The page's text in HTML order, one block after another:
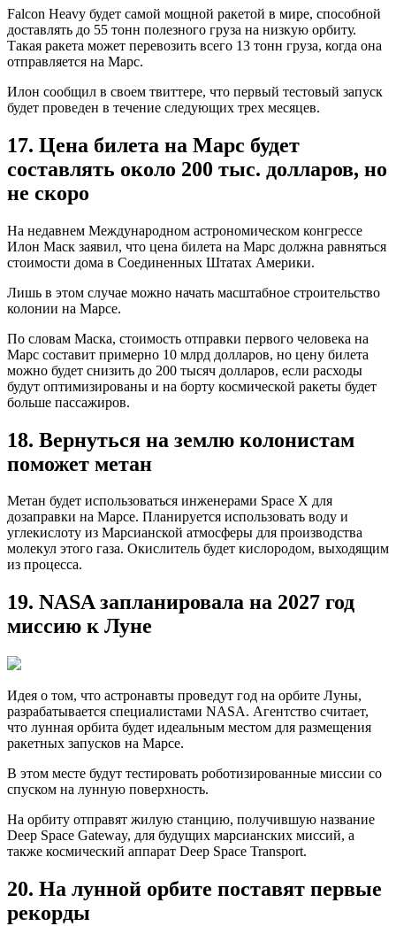
Falcon Heavy будет самой мощной ракетой в мире, способной
доставлять до 55 тонн полезного груза на низкую орбиту.
Такая ракета может перевозить всего 13 тонн груза, когда она
отправляется на Марс.
Илон сообщил в своем твиттере, что первый тестовый запуск
будет проведен в течение следующих трех месяцев.
17. Цена билета на Марс будет
составлять около 200 тыс. долларов, но
не скоро
На недавнем Международном астрономическом конгрессе
Илон Маск заявил, что цена билета на Марс должна равняться
стоимости дома в Соединенных Штатах Америки.
Лишь в этом случае можно начать масштабное строительство
колонии на Марсе.
По словам Маска, стоимость отправки первого человека на
Марс составит примерно 10 млрд долларов, но цену билета
можно будет снизить до 200 тысяч долларов, если расходы
будут оптимизированы и на борту космической ракеты будет
больше пассажиров.
18. Вернуться на землю колонистам
поможет метан
Метан будет использоваться инженерами Space X для
дозаправки на Марсе. Планируется использовать воду и
углекислоту из Марсианской атмосферы для производства
молекул этого газа. Окислитель будет кислородом, выходящим
из процесса.
19. NASA запланировала на 2027 год
миссию к Луне
Идея о том, что астронавты проведут год на орбите Луны,
разрабатывается специалистами NASA. Агентство считает,
что лунная орбита будет идеальным местом для размещения
ракетных запусков на Марсе.
В этом месте будут тестировать роботизированные миссии со
спуском на лунную поверхность.
На орбиту отправят жилую станцию, получившую название
Deep Space Gateway, для будущих марсианских миссий, а
также космический аппарат Deep Space Transport.
20. На лунной орбите поставят первые
рекорды